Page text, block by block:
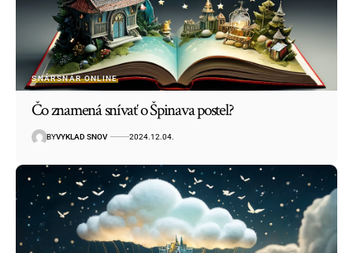
SNÁRSNÁR ONLINE
Čo znamená snívať o Špinava postel?
BYVYKLAD SNOV 2024.12.04.